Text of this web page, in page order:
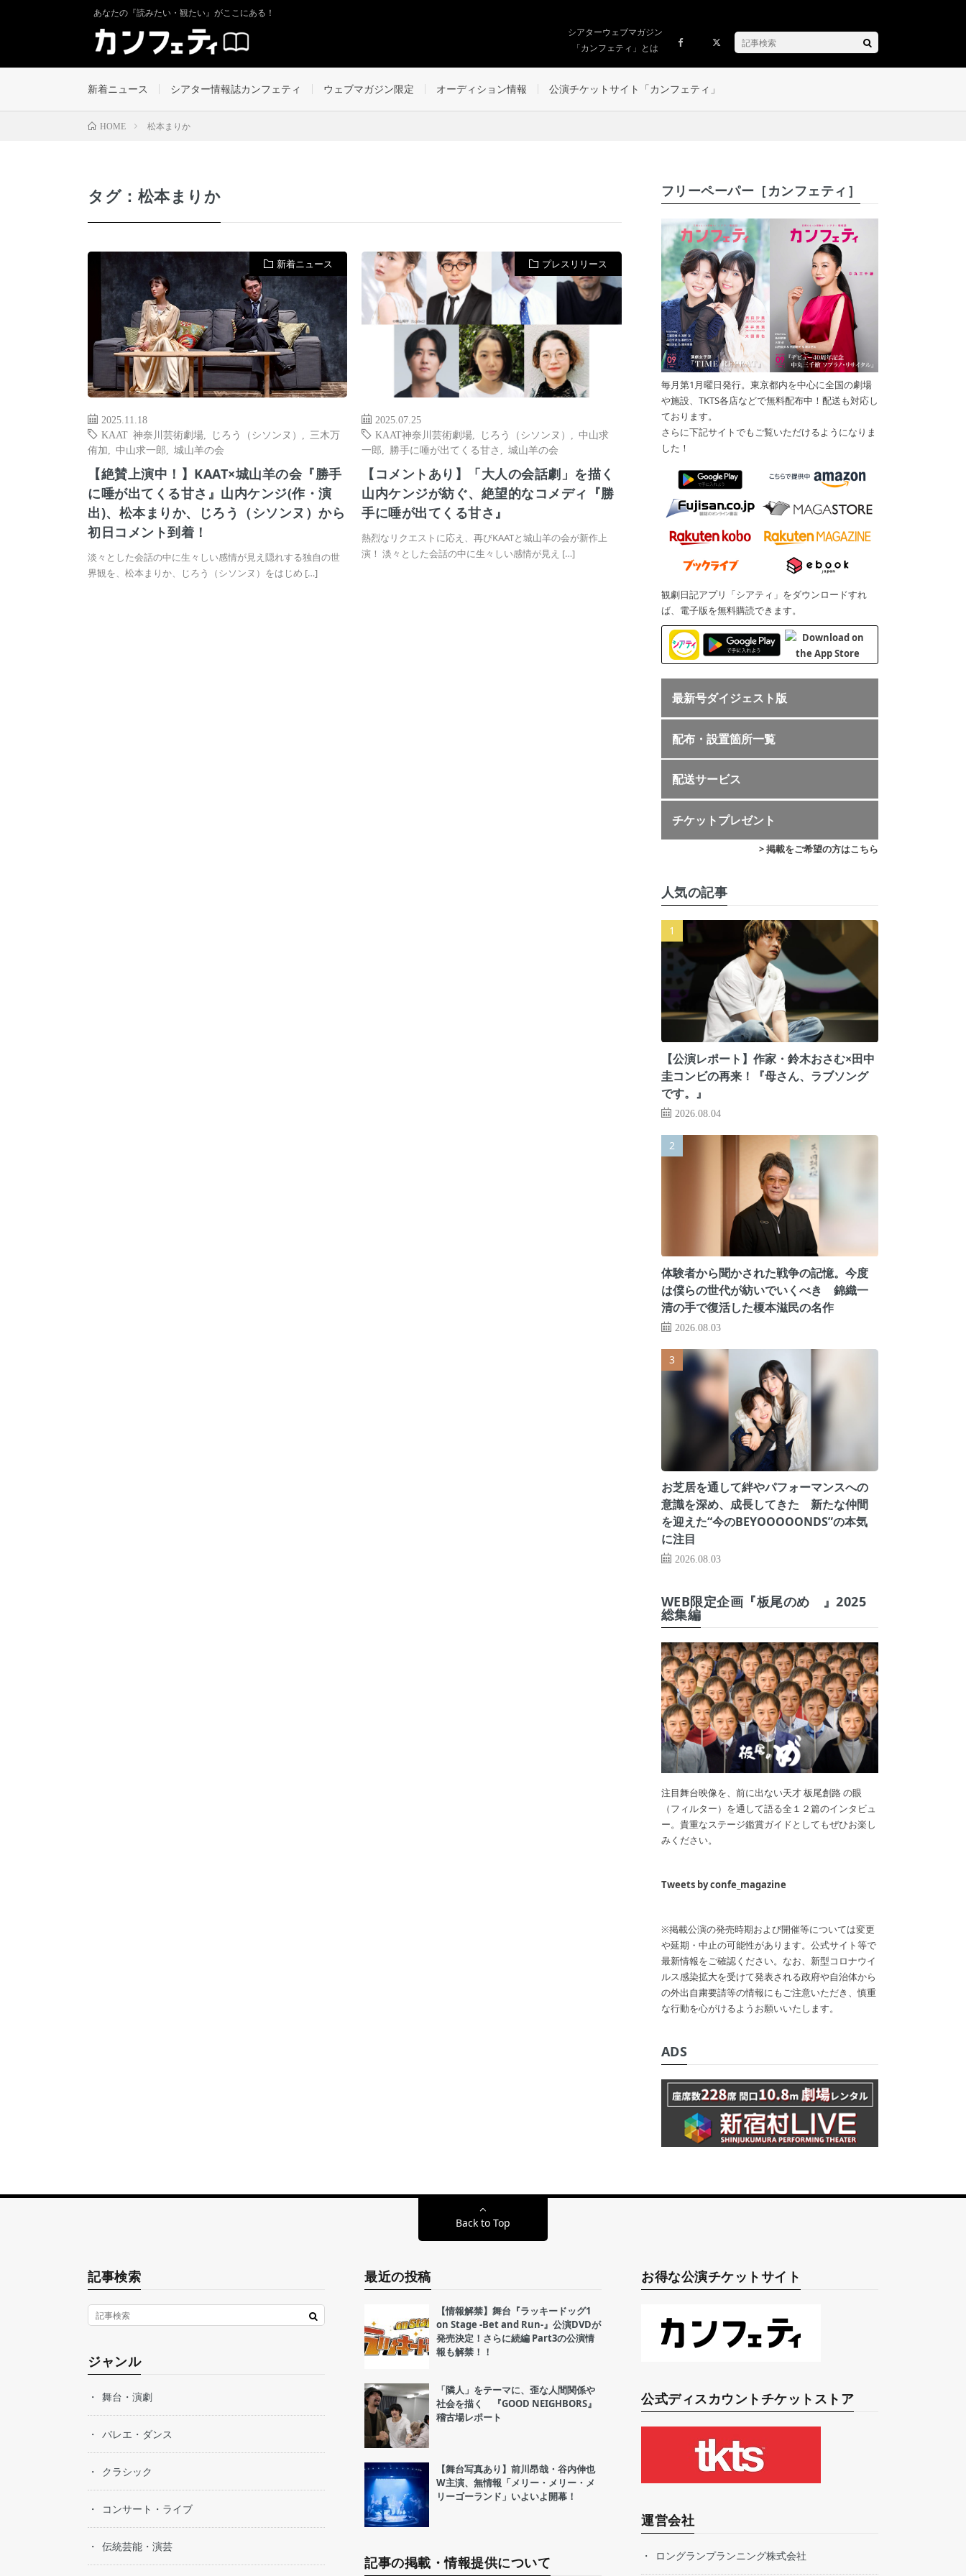
あなたの『読みたい・観たい』がここにある！
シアターウェブマガジン
「カンフェティ」とは
新着ニュース シアター情報誌カンフェティ ウェブマガジン限定 オーディション情報 公演チケットサイト「カンフェティ」
HOME 松本まりか
タグ：松本まりか
新着ニュース
2025.11.18
KAAT 神奈川芸術劇場
じろう（シソンヌ）
三木万
侑加
中山求一郎 城山羊の会
【絶賛上演中！】KAAT×城山羊の会『勝手
に唾が出てくる甘さ』山内ケンジ(作・演
出)、松本まりか、じろう（シソンヌ）から
初日コメント到着！
淡々とした会話の中に生々しい感情が見え隠れする独自の世
界観を、松本まりか、じろう（シソンヌ）をはじめ […]
プレスリリース
2025.07.25
KAAT神奈川芸術劇場
じろう（シソンヌ） ,中山求
一郎
勝手に唾が出てくる甘さ ,城山羊の会
【コメントあり】「大人の会話劇」を描く
山内ケンジが紡ぐ、絶望的なコメディ『勝
手に唾が出てくる甘さ』
熱烈なリクエストに応え、再びKAATと城山羊の会が新作上
演！ 淡々とした会話の中に生々しい感情が見え […]
フリーペーパー［カンフェティ］
毎月第1月曜日発行。東京都内を中心に全国の劇場
や施設、TKTS各店などで無料配布中！配送も対応し
ております。
さらに下記サイトでもご覧いただけるようになりま
した！
観劇日記アプリ「シアティ」をダウンロードすれ
ば、電子版を無料購読できます。
最新号ダイジェスト版
配布・設置箇所一覧
配送サービス
チケットプレゼント
> 掲載をご希望の方はこちら
人気の記事
【公演レポート】作家・鈴木おさむ×田中
圭コンビの再来！『母さん、ラブソング
です。』
2026.08.04
体験者から聞かされた戦争の記憶。今度
は僕らの世代が紡いでいくべき 錦織一
清の手で復活した榎本滋民の名作
2026.08.03
お芝居を通して絆やパフォーマンスへの
意識を深め、成長してきた 新たな仲間
を迎えた“今のBEYOOOOONDS”の本気
に注目
2026.08.03
WEB限定企画『板尾のめ゙』2025
総集編
注目舞台映像を、前に出ない天才 板尾創路 の眼
（フィルター）を通して語る全１２篇のインタビュ
ー。貴重なステージ鑑賞ガイドとしてもぜひお楽し
みください。
Tweets by confe_magazine
※掲載公演の発売時期および開催等については変更
や延期・中止の可能性があります。公式サイト等で
最新情報をご確認ください。なお、新型コロナウイ
ルス感染拡大を受けて発表される政府や自治体から
の外出自粛要請等の情報にもご注意いただき、慎重
な行動を心がけるようお願いいたします。
ADS
Back to Top
記事検索
ジャンル
舞台・演劇
バレエ・ダンス
クラシック
コンサート・ライブ
伝統芸能・演芸
最近の投稿
【情報解禁】舞台『ラッキードッグ1
on Stage -Bet and Run-』公演DVDが
発売決定！さらに続編 Part3の公演情
報も解禁！！
「隣人」をテーマに、歪な人間関係や
社会を描く 『GOOD NEIGHBORS』
稽古場レポート
【舞台写真あり】前川昂哉・谷内伸也
W主演、無情報「メリー・メリー・メ
リーゴーランド」いよいよ開幕！
記事の掲載・情報提供について
お得な公演チケットサイト
公式ディスカウントチケットストア
運営会社
ロングランプランニング株式会社